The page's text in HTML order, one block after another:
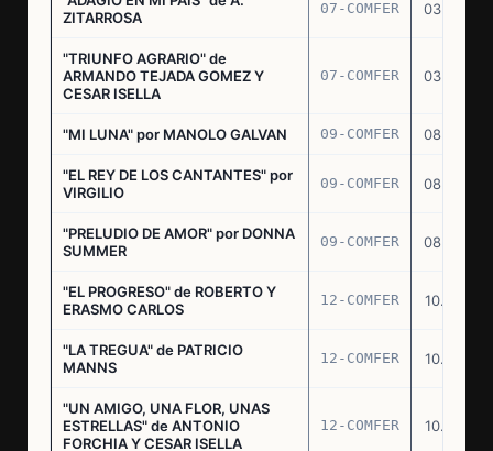
ZITARROSA
07-COMFER 03.03.77
"TRIUNFO AGRARIO" de
ARMANDO TEJADA GOMEZ Y
CESAR ISELLA
07-COMFER 03.03.77
"MI LUNA" por MANOLO GALVAN 09-COMFER 08.03.77
"EL REY DE LOS CANTANTES" por
VIRGILIO
09-COMFER 08.03.77
"PRELUDIO DE AMOR" por DONNA
SUMMER
09-COMFER 08.03.77
"EL PROGRESO" de ROBERTO Y
ERASMO CARLOS
12-COMFER 10.03.77
"LA TREGUA" de PATRICIO
MANNS
12-COMFER 10.03.77
"UN AMIGO, UNA FLOR, UNAS
ESTRELLAS" de ANTONIO
FORCHIA Y CESAR ISELLA
12-COMFER 10.03.77